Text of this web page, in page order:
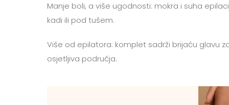
Manje boli, a više ugodnosti: mokra i suha
kadi ili pod tušem.
Više od epilatora: komplet sadrži brijaću glavu
osjetljiva područja.